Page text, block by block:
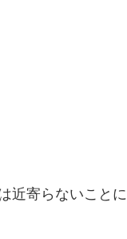
近寄らないことに